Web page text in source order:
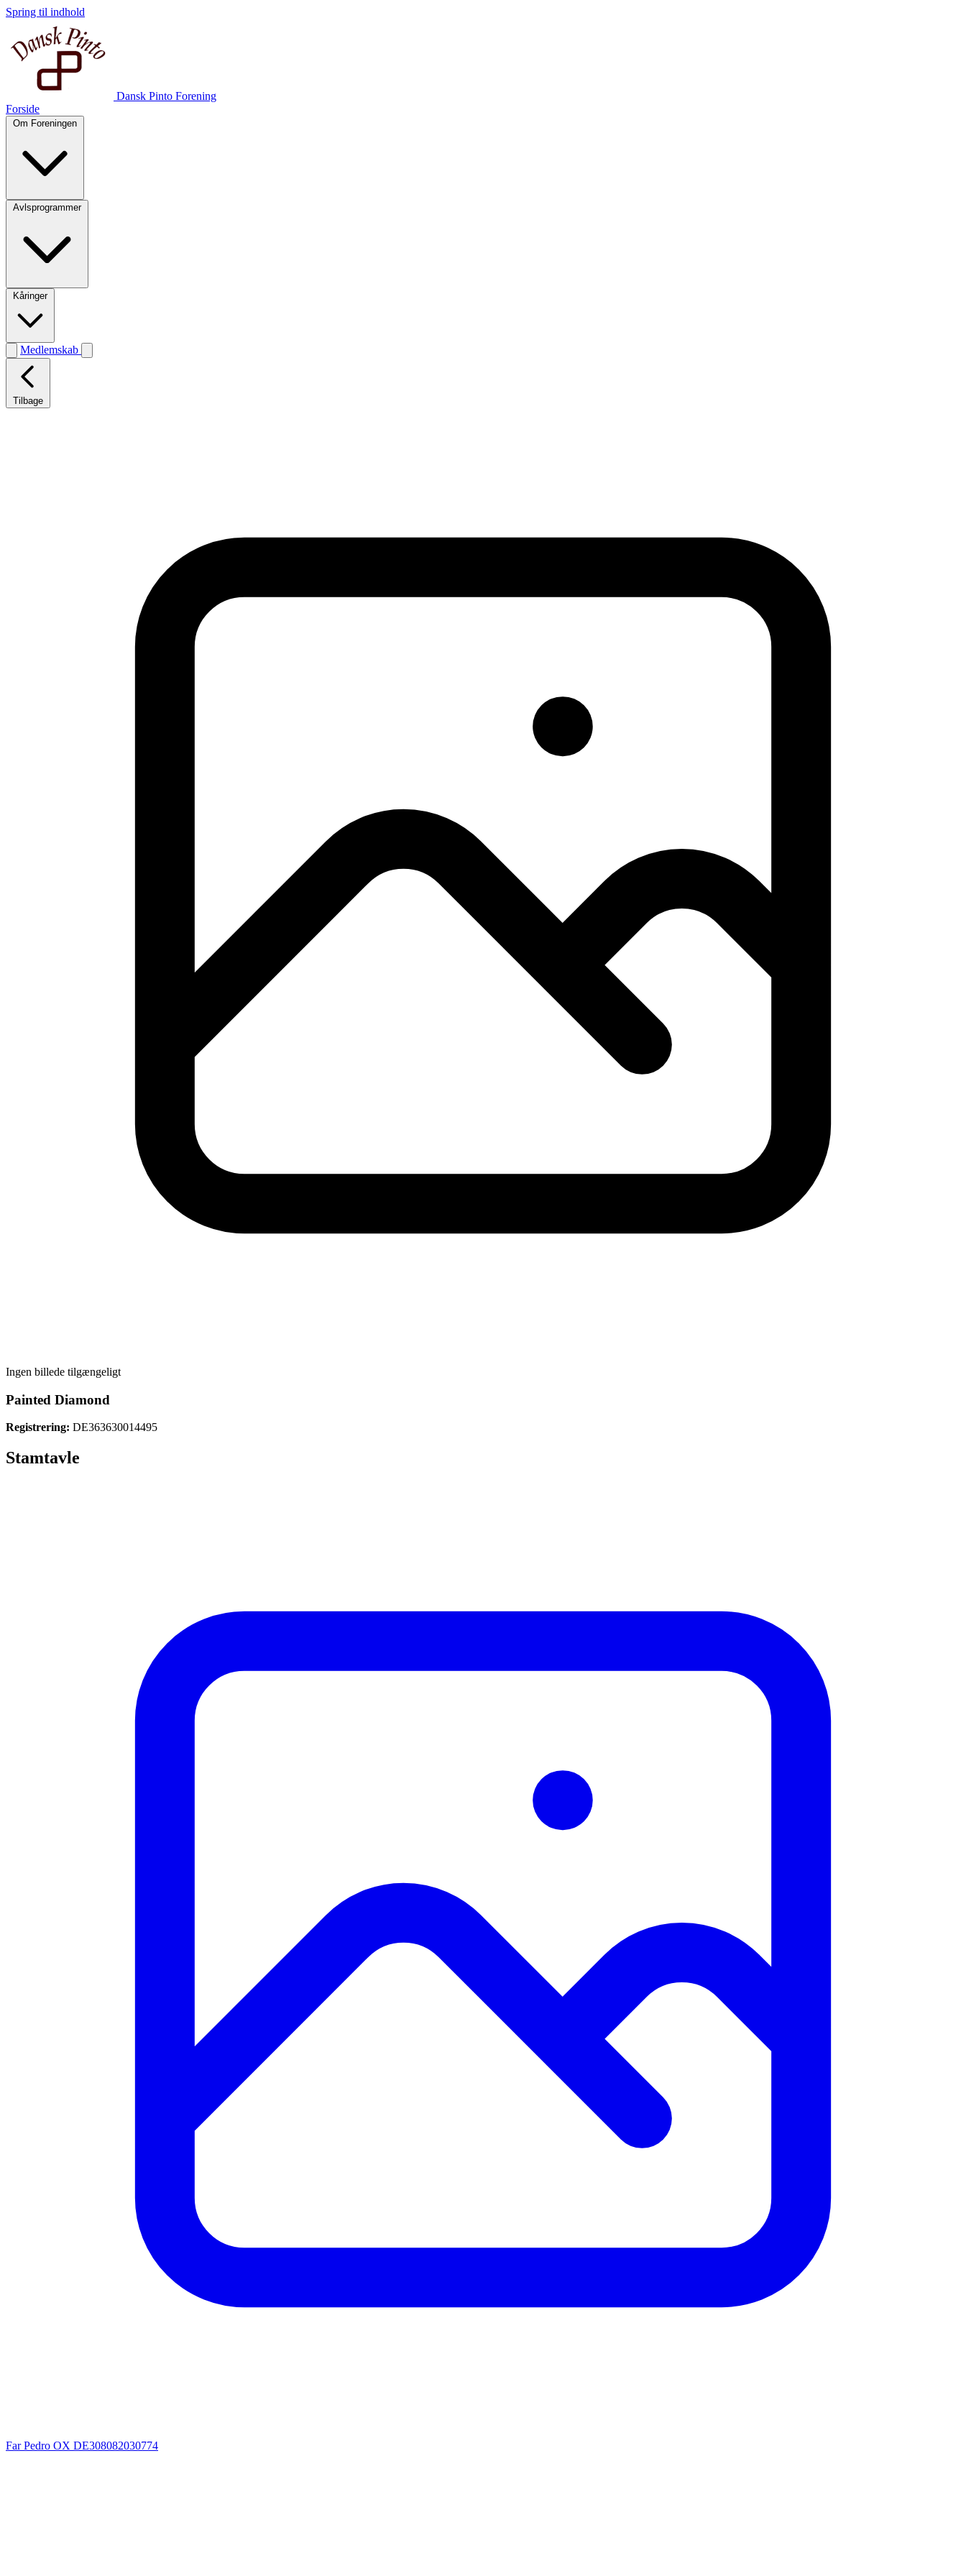
Spring til indhold
Dansk Pinto Forening
Forside
Om Foreningen
Avlsprogrammer
Kåringer
Medlemskab
Tilbage
Ingen billede tilgængeligt
Painted Diamond
Registrering: DE363630014495
Stamtavle
Far Pedro OX DE308082030774